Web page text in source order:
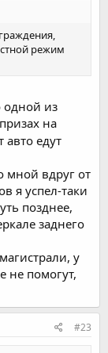
режим
одной из
на
авто едут
мной вдруг от
я успел-таки
позднее,
заднего
у
не помогут,
#23